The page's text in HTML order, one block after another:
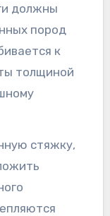
должны
пород
к
толщиной
стяжку,